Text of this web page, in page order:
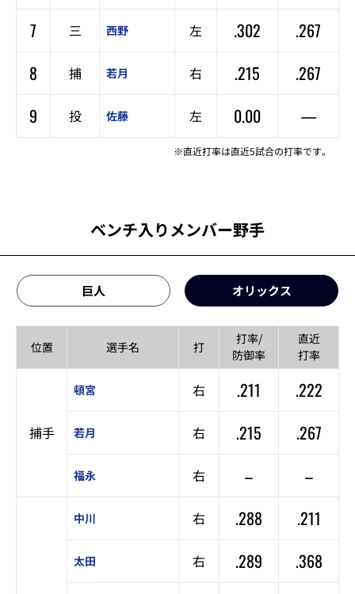
7
三 西野 左 .302
.267
8
捕 若月 右 .215
.267
9
投 佐藤 左 0.00 —
※直近打率は直近5試合の打率です。
ベンチ入りメンバー野手
巨人 オリックス
位置 選手名 打
打率/
防御率
直近
打率
捕手
頓宮 右 .211 .222
若月 右 .215 .267
福永 右 – –
中川 右 .288 .211
太田 右 .289 .368